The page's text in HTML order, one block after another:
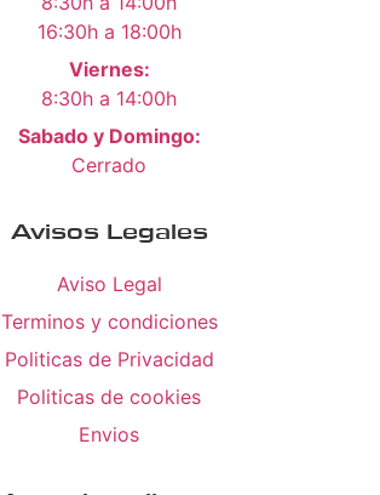
16:30h a 18:00h
Viernes:
8:30h a 14:00h
Sabado y Domingo:
Cerrado
Avisos Legales
Aviso Legal
Terminos y condiciones
Politicas de Privacidad
Politicas de cookies
Envios